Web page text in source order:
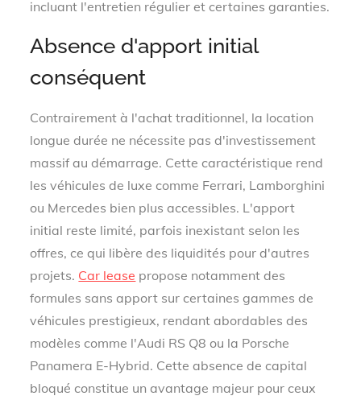
incluant l'entretien régulier et certaines garanties.
Absence d'apport initial
conséquent
Contrairement à l'achat traditionnel, la location
longue durée ne nécessite pas d'investissement
massif au démarrage. Cette caractéristique rend
les véhicules de luxe comme Ferrari, Lamborghini
ou Mercedes bien plus accessibles. L'apport
initial reste limité, parfois inexistant selon les
offres, ce qui libère des liquidités pour d'autres
projets. Car lease propose notamment des
formules sans apport sur certaines gammes de
véhicules prestigieux, rendant abordables des
modèles comme l'Audi RS Q8 ou la Porsche
Panamera E-Hybrid. Cette absence de capital
bloqué constitue un avantage majeur pour ceux